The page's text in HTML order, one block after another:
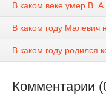
В каком веке умер В.
В каком году Малевич
В каком году родился
Комментарии